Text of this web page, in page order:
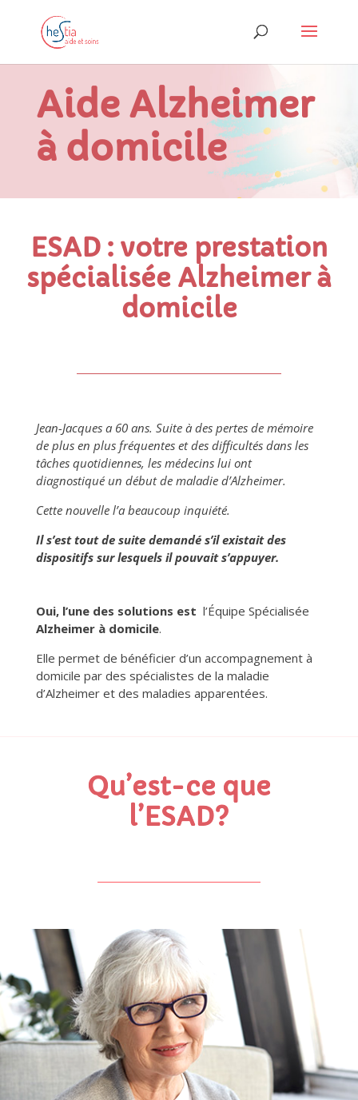
Aide Alzheimer
à domicile
ESAD : votre prestation
spécialisée Alzheimer à
domicile
Jean-Jacques a 60 ans. Suite à des pertes de mémoire
de plus en plus fréquentes et des difficultés dans les
tâches quotidiennes, les médecins lui ont
diagnostiqué un début de maladie d’Alzheimer.
Cette nouvelle l’a beaucoup inquiété.
Il s’est tout de suite demandé s’il existait des
dispositifs sur lesquels il pouvait s’appuyer.
Oui, l’une des solutions est l’Équipe Spécialisée
Alzheimer à domicile.
Elle permet de bénéficier d’un accompagnement à
domicile par des spécialistes de la maladie
d’Alzheimer et des maladies apparentées.
Qu’est-ce que
l’ESAD?